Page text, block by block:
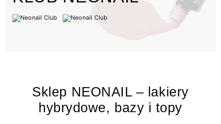
Sklep NEONAIL – lakiery
hybrydowe, bazy i topy